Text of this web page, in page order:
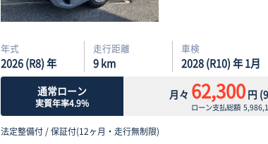
年式
2026 (R8) 年
走行距離
9km
車検
2028 (R10) 年 1月
通常ローン
実質年率4.9%
月々 62,300円 (
ローン支払総額
法定整備付 /保証付(12ヶ月・走行無制限)